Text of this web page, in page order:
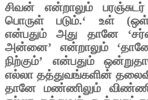
சிவன் என்றாலும்
பொருள் படும்.‘ உள்
என்பதும் அது தானே
அன்னை’ என்றாலும்
நிற்கும்’ என்பதும்
எல்லா தத்துவங்களின்
தானே மண்ணிலும்